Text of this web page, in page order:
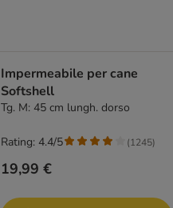
Impermeabile per cane
Softshell
Tg. M: 45 cm lungh. dorso
19,99 €
Rating: 4.4/5 (1245)